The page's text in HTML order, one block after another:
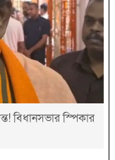
বিধানসভার স্পিকার